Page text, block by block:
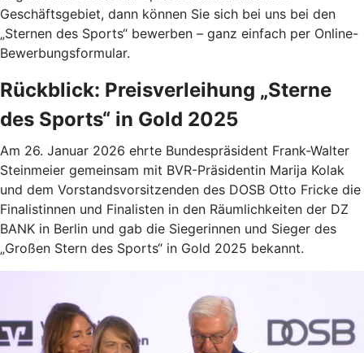
Geschäftsgebiet, dann können Sie sich bei uns bei den
„Sternen des Sports“ bewerben – ganz einfach per Online-
Bewerbungsformular.
Rückblick: Preisverleihung „Sterne
des Sports“ in Gold 2025
Am 26. Januar 2026 ehrte Bundespräsident Frank-Walter
Steinmeier gemeinsam mit BVR-Präsidentin Marija Kolak
und dem Vorstandsvorsitzenden des DOSB Otto Fricke die
Finalistinnen und Finalisten in den Räumlichkeiten der DZ
BANK in Berlin und gab die Siegerinnen und Sieger des
„Großen Stern des Sports“ in Gold 2025 bekannt.